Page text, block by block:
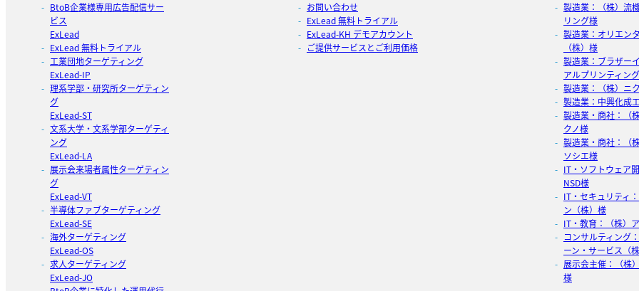
BtoB企業様専用広告配信サー
ビス
ExLead
ExLead 無料トライアル
工業団地ターゲティング
ExLead-IP
理系学部・研究所ターゲティン
グ
ExLead-ST
文系大学・文系学部ターゲティ
ング
ExLead-LA
展示会来場者属性ターゲティン
グ
ExLead-VT
半導体ファブターゲティング
ExLead-SE
海外ターゲティング
ExLead-OS
求人ターゲティング
ExLead-JO
お問い合わせ
ExLead 無料トライアル
ExLead-KH デモアカウント
ご提供サービスとご利用価格
製造業：（株）流
リング様
製造業：オリエン
（株）様
製造業：ブラザー
アルプリンティン
製造業：（株）ニ
製造業：中興化成
製造業・商社：（
クノ様
製造業・商社：（
ソシエ様
IT・ソフトウェア
NSD様
IT・セキュリティ
ン（株）様
IT・教育：（株）
コンサルティング
ーン・サービス（
展示会主催：（株
様